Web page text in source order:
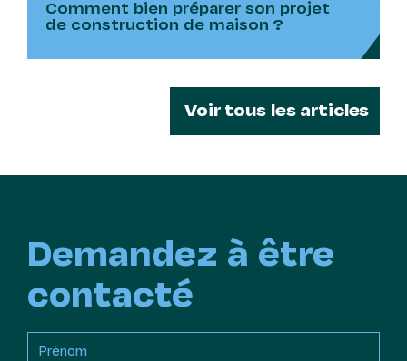
Comment bien préparer son projet
de construction de maison ?
Voir tous les articles
Demandez à être
contacté